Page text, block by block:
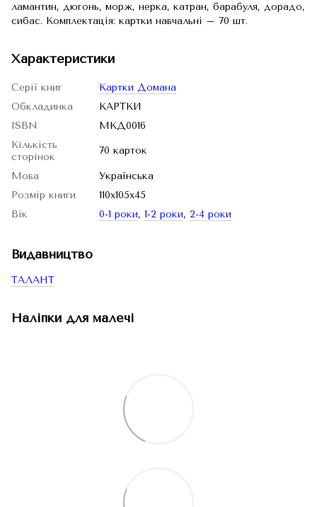
ламантин, дюгонь, морж, нерка, катран, барабуля, дорадо,
сибас. Комплектація: картки навчальні – 70 шт.
Характеристики
Серії книг
Картки Домана
Обкладинка
КАРТКИ
ISBN
МКД0016
Кількість
сторінок
70 карток
Мова
Українська
Розмір книги
110x105x45
Вік
0-1 роки, 1-2 роки, 2-4 роки
Видавництво
ТАЛАНТ
Наліпки для малечі